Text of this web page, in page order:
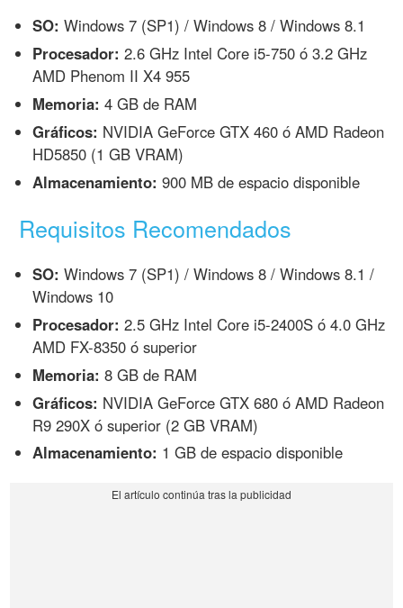
SO: Windows 7 (SP1) / Windows 8 / Windows 8.1
Procesador: 2.6 GHz Intel Core i5-750 ó 3.2 GHz
AMD Phenom II X4 955
Memoria: 4 GB de RAM
Gráficos: NVIDIA GeForce GTX 460 ó AMD Radeon
HD5850 (1 GB VRAM)
Almacenamiento: 900 MB de espacio disponible
Requisitos Recomendados
SO: Windows 7 (SP1) / Windows 8 / Windows 8.1 /
Windows 10
Procesador: 2.5 GHz Intel Core i5-2400S ó 4.0 GHz
AMD FX-8350 ó superior
Memoria: 8 GB de RAM
Gráficos: NVIDIA GeForce GTX 680 ó AMD Radeon
R9 290X ó superior (2 GB VRAM)
Almacenamiento: 1 GB de espacio disponible